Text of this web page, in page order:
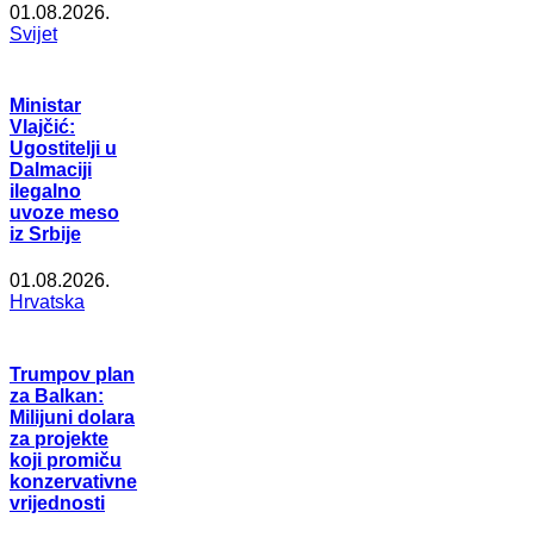
01.08.2026.
Svijet
Ministar
Vlajčić:
Ugostitelji u
Dalmaciji
ilegalno
uvoze meso
iz Srbije
01.08.2026.
Hrvatska
Trumpov plan
za Balkan:
Milijuni dolara
za projekte
koji promiču
konzervativne
vrijednosti